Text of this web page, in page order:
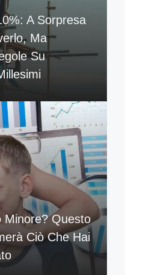
A Sorpresa
Ma
Su
Minore? Questo
Ciò Che Hai